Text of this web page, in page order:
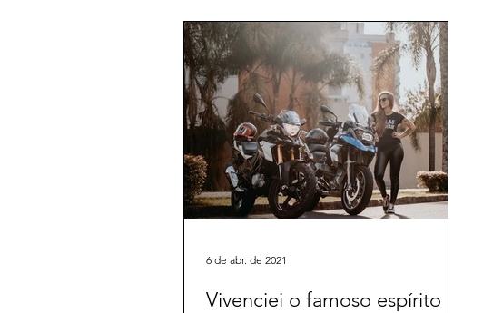
Editorial Diário de Habilitação
Vivenciei o famoso espírito
6 de abr. de 2021